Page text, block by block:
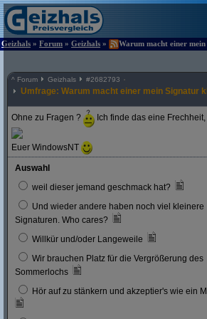
Geizhals » Forum » Geizhals » Warum macht einer
^ Forum Geizhals #2682793
Umfrage: Warum macht einer mein Signatur
Ohne zu Fragen ? Ich finde das eine
Euer WindowsNT
Auswahl
weil dieser jemand geschmack hat?
Und wieder andere haben noch viel kleinere
Signaturen. Who cares?
Willkür und/oder Langeweile
Wir brauchen Platz für die Vergrößerung des
Sommerlochs
Hör auf zu stänkern und akzeptier's wie ein